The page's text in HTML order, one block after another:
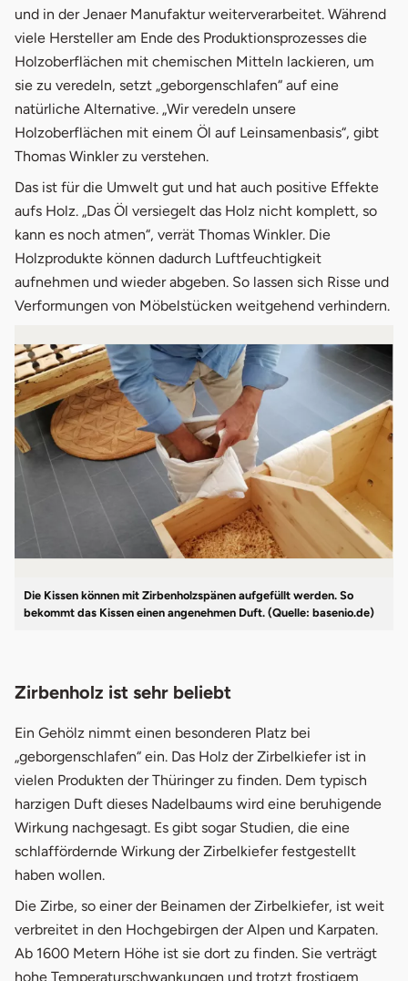
und in der Jenaer Manufaktur weiterverarbeitet. Während
viele Hersteller am Ende des Produktionsprozesses die
Holzoberflächen mit chemischen Mitteln lackieren, um
sie zu veredeln, setzt „geborgenschlafen“ auf eine
natürliche Alternative. „Wir veredeln unsere
Holzoberflächen mit einem Öl auf Leinsamenbasis“, gibt
Thomas Winkler zu verstehen.
Das ist für die Umwelt gut und hat auch positive Effekte
aufs Holz. „Das Öl versiegelt das Holz nicht komplett, so
kann es noch atmen“, verrät Thomas Winkler. Die
Holzprodukte können dadurch Luftfeuchtigkeit
aufnehmen und wieder abgeben. So lassen sich Risse und
Verformungen von Möbelstücken weitgehend verhindern.
Die Kissen können mit Zirbenholzspänen aufgefüllt werden. So
bekommt das Kissen einen angenehmen Duft. (Quelle: basenio.de)
Zirbenholz ist sehr beliebt
Ein Gehölz nimmt einen besonderen Platz bei
„geborgenschlafen“ ein. Das Holz der Zirbelkiefer ist in
vielen Produkten der Thüringer zu finden. Dem typisch
harzigen Duft dieses Nadelbaums wird eine beruhigende
Wirkung nachgesagt. Es gibt sogar Studien, die eine
schlaffördernde Wirkung der Zirbelkiefer festgestellt
haben wollen.
Die Zirbe, so einer der Beinamen der Zirbelkiefer, ist weit
verbreitet in den Hochgebirgen der Alpen und Karpaten.
Ab 1600 Metern Höhe ist sie dort zu finden. Sie verträgt
hohe Temperaturschwankungen und trotzt frostigem